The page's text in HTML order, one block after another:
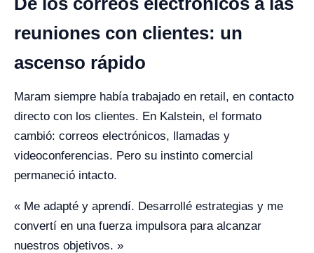
reuniones con clientes: un
ascenso rápido
Maram siempre había trabajado en retail, en contacto
directo con los clientes. En Kalstein, el formato
cambió: correos electrónicos, llamadas y
videoconferencias. Pero su instinto comercial
permaneció intacto.
« Me adapté y aprendí. Desarrollé estrategias y me
convertí en una fuerza impulsora para alcanzar
nuestros objetivos. »